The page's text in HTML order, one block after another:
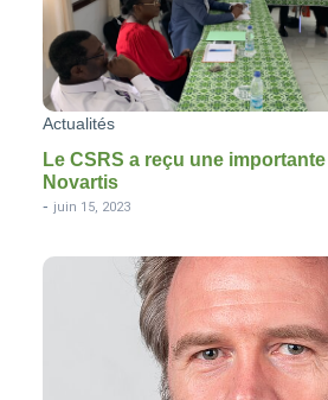
Actualités
Le CSRS a reçu une
Novartis
- juin 15, 2023